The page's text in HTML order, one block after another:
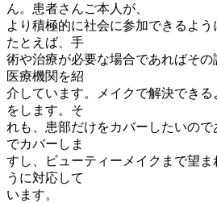
ん。患者さんご本人が、
より積極的に社会に参加できるよう
たとえば、手
術や治療が必要な場合であればそ
医療機関を紹
介しています。メイクで解決でき
をします。そ
れも、患部だけをカバーしたいの
でカバーしま
すし、ビューティーメイクまで望ま
うに対応して
います。